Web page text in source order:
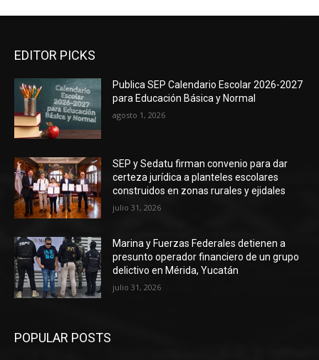
EDITOR PICKS
Publica SEP Calendario Escolar 2026-2027
para Educación Básica y Normal
agosto 1, 2026
SEP y Sedatu firman convenio para dar
certeza jurídica a planteles escolares
construidos en zonas rurales y ejidales
julio 31, 2026
Marina y Fuerzas Federales detienen a
presunto operador financiero de un grupo
delictivo en Mérida, Yucatán
julio 31, 2026
POPULAR POSTS